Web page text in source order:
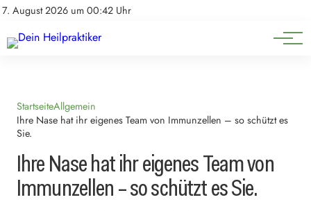
7. August 2026 um 00:42 Uhr
Impressum
Natürliche Medizin
Heilpflanzen & Kräuterkunde
StartseiteAllgemein
Ihre Nase hat ihr eigenes Team von Immunzellen – so schützt es
Sie.
Ihre Nase hat ihr eigenes Team von
Immunzellen – so schützt es Sie.